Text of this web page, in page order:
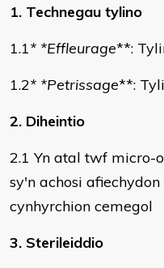
1. Technegau tylino
1.1* *Effleurage**:
1.2* *Petrissage**:
2. Diheintio
2.1 Yn atal twf micro-
sy'n achosi
cynhyrchion cemegol
3. Sterileiddio